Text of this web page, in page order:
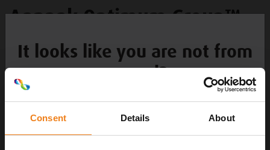
Consent Details About
Aanpak Optimum Group™
Optimum Group heeft de Linerless Fruit lid Ravenwood
aangedragen als
duurzame verpakkingsoplossingvoor
de Miss Perfect tomaten van Den Berk Délice. De keuze
voor Ravenwood labels komt voort uit het feit dat deze
It looks like you are not from
around?